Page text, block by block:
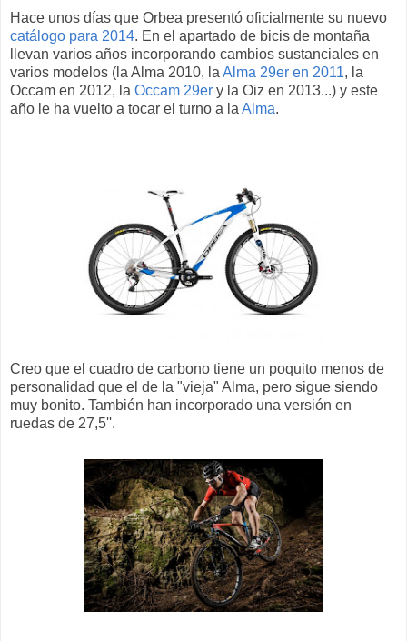
Hace unos días que Orbea presentó oficialmente su nuevo
catálogo para 2014. En el apartado de bicis de montaña
llevan varios años incorporando cambios sustanciales en
varios modelos (la Alma 2010, la Alma 29er en 2011, la
Occam en 2012, la Occam 29er y la Oiz en 2013...) y este
año le ha vuelto a tocar el turno a la Alma.
Creo que el cuadro de carbono tiene un poquito menos de
personalidad que el de la "vieja" Alma, pero sigue siendo
muy bonito. También han incorporado una versión en
ruedas de 27,5''.